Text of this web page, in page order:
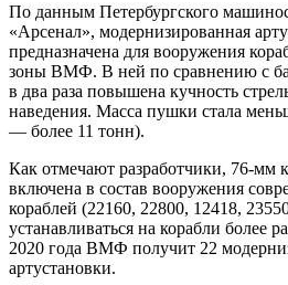
По данным Петербургского
«Арсенал», модернизированная
предназначена для вооружения
зоны ВМФ. В ней по сравнению с
в два раза повышена кучность
наведения. Масса пушки стала
— более 11 тонн).
Как отмечают разработчики, 76-мм
включена в состав вооружения
кораблей (22160, 22800, 12418,
устанавливаться на корабли более
2020 года ВМФ получит 22
артустановки.